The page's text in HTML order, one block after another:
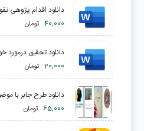
دانلود اقدام پژوهی
40,000 تومان
دانلود تحقیق درمورد
20,000 تومان
دانلود طرح جابر با
65,000 تومان